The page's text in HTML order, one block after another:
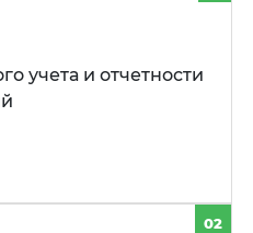
учета и отчетности
02